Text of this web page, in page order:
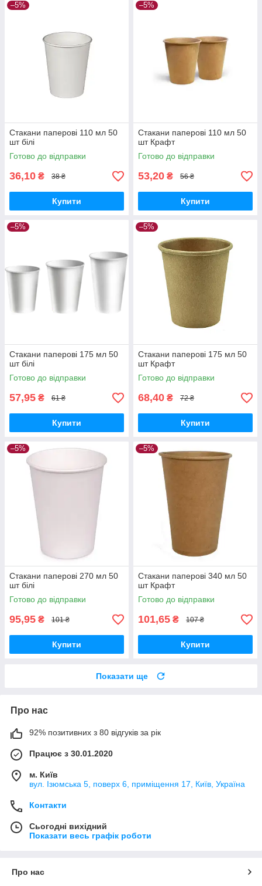
–5%
Стакани паперові 110 мл 50
шт білі
Готово до відправки
36,10 ₴ 38 ₴
Купити
–5%
Стакани паперові 110 мл 50
шт Крафт
Готово до відправки
53,20 ₴ 56 ₴
Купити
–5%
Стакани паперові 175 мл 50
шт білі
Готово до відправки
57,95 ₴ 61 ₴
Купити
–5%
Стакани паперові 175 мл 50
шт Крафт
Готово до відправки
68,40 ₴ 72 ₴
Купити
–5%
Стакани паперові 270 мл 50
шт білі
Готово до відправки
95,95 ₴ 101 ₴
Купити
–5%
Стакани паперові 340 мл 50
шт Крафт
Готово до відправки
101,65 ₴ 107 ₴
Купити
Показати ще
Про нас
92% позитивних з 80 відгуків за рік
Працює з 30.01.2020
м. Київ
вул. Ізюмська 5, поверх 6, приміщення 17, Київ, Україна
Контакти
Сьогодні вихідний
Показати весь графік роботи
Про нас